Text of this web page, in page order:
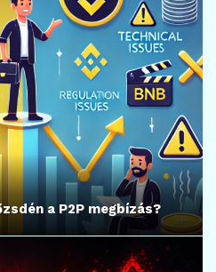
a P2P megbízás?